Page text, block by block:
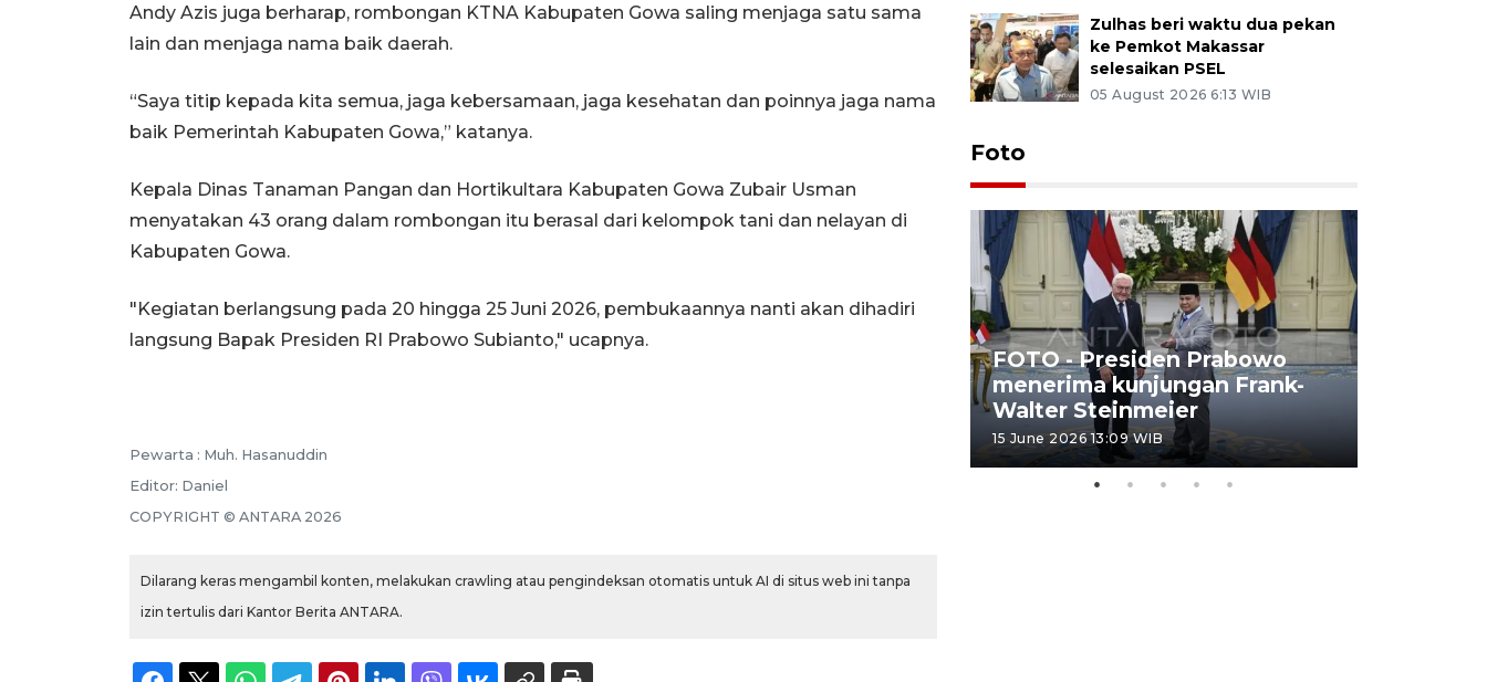
Andy Azis juga berharap, rombongan KTNA Kabupaten Gowa saling menjaga satu sama
lain dan menjaga nama baik daerah.
“Saya titip kepada kita semua, jaga kebersamaan, jaga kesehatan dan poinnya jaga nama
baik Pemerintah Kabupaten Gowa,” katanya.
Kepala Dinas Tanaman Pangan dan Hortikultara Kabupaten Gowa Zubair Usman
menyatakan 43 orang dalam rombongan itu berasal dari kelompok tani dan nelayan di
Kabupaten Gowa.
"Kegiatan berlangsung pada 20 hingga 25 Juni 2026, pembukaannya nanti akan dihadiri
langsung Bapak Presiden RI Prabowo Subianto," ucapnya.
Pewarta : Muh. Hasanuddin
Editor: Daniel
COPYRIGHT © ANTARA 2026
Dilarang keras mengambil konten, melakukan crawling atau pengindeksan otomatis untuk AI di situs web ini tanpa
izin tertulis dari Kantor Berita ANTARA.
Zulhas beri waktu dua pekan
ke Pemkot Makassar
selesaikan PSEL
05 August 2026 6:13 WIB
Foto
FOTO - Presiden Prabowo
menerima kunjungan Frank-
Walter Steinmeier
15 June 2026 13:09 WIB